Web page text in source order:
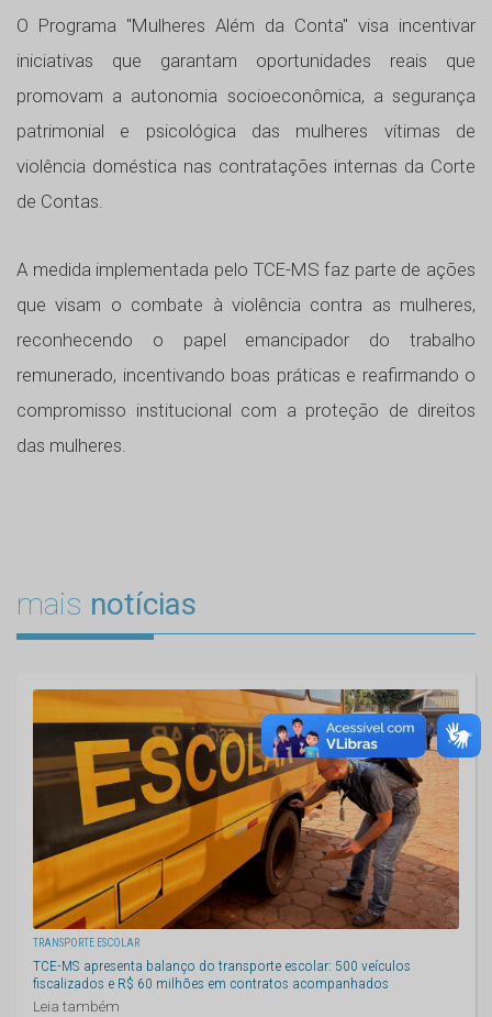
O Programa "Mulheres Além da Conta" visa incentivar
iniciativas que garantam oportunidades reais que
promovam a autonomia socioeconômica, a segurança
patrimonial e psicológica das mulheres vítimas de
violência doméstica nas contratações internas da Corte
de Contas.
A medida implementada pelo TCE-MS faz parte de ações
que visam o combate à violência contra as mulheres,
reconhecendo o papel emancipador do trabalho
remunerado, incentivando boas práticas e reafirmando o
compromisso institucional com a proteção de direitos
das mulheres.
mais notícias
TRANSPORTE ESCOLAR
TCE-MS apresenta balanço do transporte escolar: 500 veículos
fiscalizados e R$ 60 milhões em contratos acompanhados
Leia também